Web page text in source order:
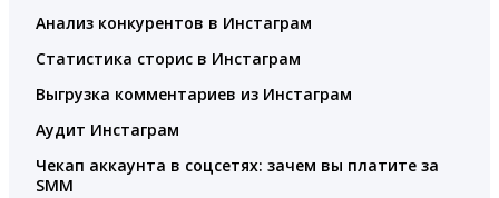
Анализ конкурентов в Инстаграм
Статистика сторис в Инстаграм
Выгрузка комментариев из Инстаграм
Аудит Инстаграм
Чекап аккаунта в соцсетях: зачем вы платите за
SMM